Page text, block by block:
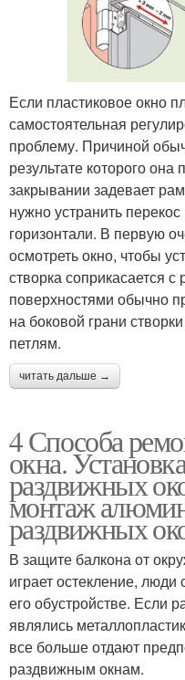
Если пластиковое окно
самостоятельная
проблему. Причиной
результате которого
закрывании задевает
нужно устранить
горизонтали. В первую
осмотреть окно, чтобы
створка соприкасается
поверхностями обычно
на боковой грани
петлям.
читать дальше →
4 Способа
окна.
раздвижных
монтаж
раздвижных
В защите балкона от
играет остекление,
его обустройстве. Если
являлись
все больше отдают
раздвижным окнам.